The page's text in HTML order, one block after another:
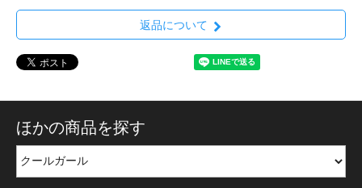
返品について
ほかの商品を探す